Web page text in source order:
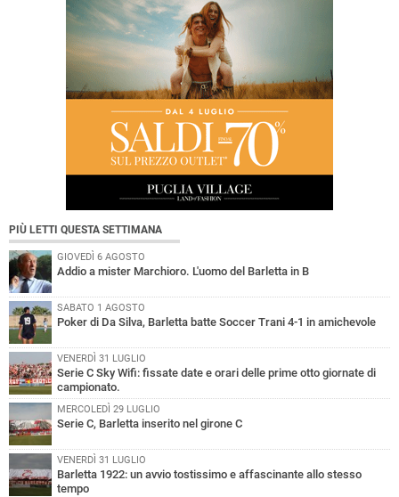
PIÙ LETTI QUESTA SETTIMANA
GIOVEDÌ 6 AGOSTO
Addio a mister Marchioro. L'uomo del Barletta in B
SABATO 1 AGOSTO
Poker di Da Silva, Barletta batte Soccer Trani 4-1 in amichevole
VENERDÌ 31 LUGLIO
Serie C Sky Wifi: fissate date e orari delle prime otto giornate di
campionato.
MERCOLEDÌ 29 LUGLIO
Serie C, Barletta inserito nel girone C
VENERDÌ 31 LUGLIO
Barletta 1922: un avvio tostissimo e affascinante allo stesso
tempo